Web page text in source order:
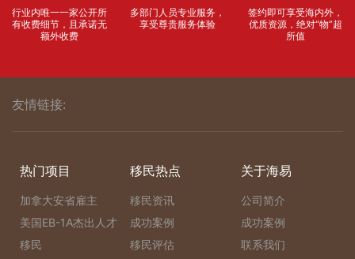
行业内唯一一家公开所
有收费细节，且承诺无
额外收费
多部门人员专业服务，
享受尊贵服务体验
签约即可享受海内外，
优质资源，绝对“物”超
所值
友情链接:
热门项目
加拿大安省雇主
美国EB-1A杰出人才
移民
移民热点
移民资讯
成功案例
移民评估
关于海易
公司简介
成功案例
联系我们